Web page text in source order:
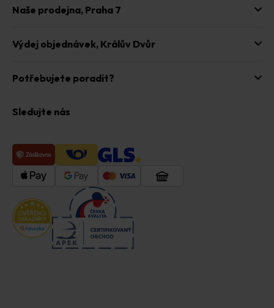
Naše prodejna, Praha 7
Výdej objednávek, Králův Dvůr
Potřebujete poradit?
Sledujte nás